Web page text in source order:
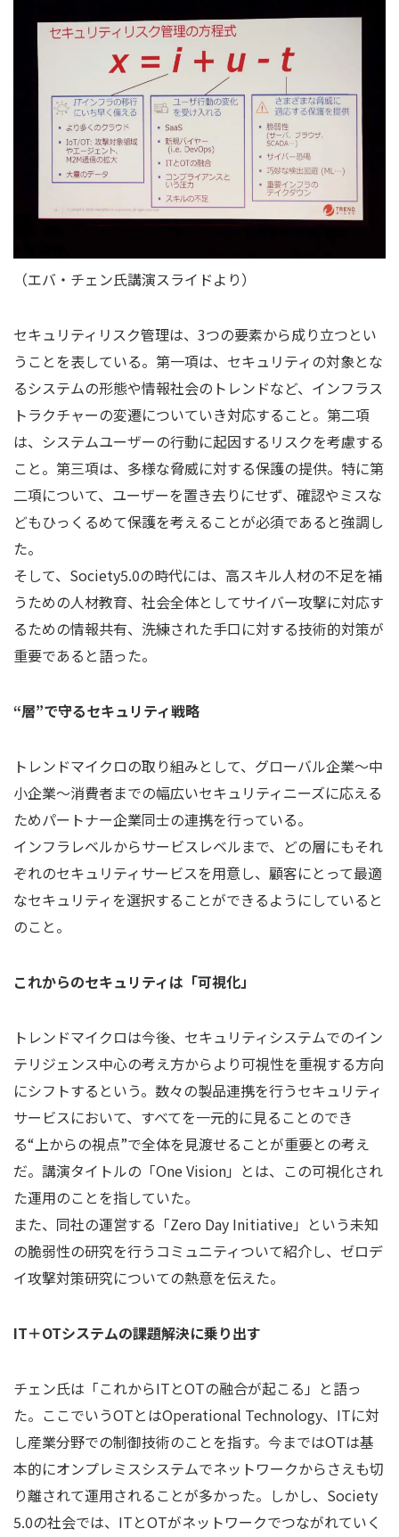
（エバ・チェン氏講演スライドより）
セキュリティリスク管理は、3つの要素から成り立つとい
うことを表している。第一項は、セキュリティの対象とな
るシステムの形態や情報社会のトレンドなど、インフラス
トラクチャーの変遷についていき対応すること。第二項
は、システムユーザーの行動に起因するリスクを考慮する
こと。第三項は、多様な脅威に対する保護の提供。特に第
二項について、ユーザーを置き去りにせず、確認やミスな
どもひっくるめて保護を考えることが必須であると強調し
た。
そして、Society5.0の時代には、高スキル人材の不足を補
うための人材教育、社会全体としてサイバー攻撃に対応す
るための情報共有、洗練された手口に対する技術的対策が
重要であると語った。
“層”で守るセキュリティ戦略
トレンドマイクロの取り組みとして、グローバル企業～中
小企業～消費者までの幅広いセキュリティニーズに応える
ためパートナー企業同士の連携を行っている。
インフラレベルからサービスレベルまで、どの層にもそれ
ぞれのセキュリティサービスを用意し、顧客にとって最適
なセキュリティを選択することができるようにしていると
のこと。
これからのセキュリティは「可視化」
トレンドマイクロは今後、セキュリティシステムでのイン
テリジェンス中心の考え方からより可視性を重視する方向
にシフトするという。数々の製品連携を行うセキュリティ
サービスにおいて、すべてを一元的に見ることのでき
る“上からの視点”で全体を見渡せることが重要との考え
だ。講演タイトルの「One Vision」とは、この可視化され
た運用のことを指していた。
また、同社の運営する「Zero Day Initiative」という未知
の脆弱性の研究を行うコミュニティついて紹介し、ゼロデ
イ攻撃対策研究についての熱意を伝えた。
IT＋OTシステムの課題解決に乗り出す
チェン氏は「これからITとOTの融合が起こる」と語っ
た。ここでいうOTとはOperational Technology、ITに対
し産業分野での制御技術のことを指す。今まではOTは基
本的にオンプレミスシステムでネットワークからさえも切
り離されて運用されることが多かった。しかし、Society
5.0の社会では、ITとOTがネットワークでつながれていく